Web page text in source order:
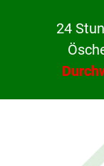
24